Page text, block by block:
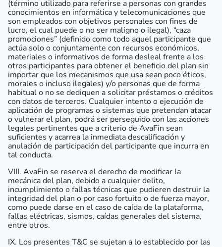
(término utilizado para referirse a personas con grandes
conocimientos en informática y telecomunicaciones que
son empleados con objetivos personales con fines de
lucro, el cual puede o no ser maligno o ilegal), “caza
promociones” (definido como todo aquel participante que
actúa solo o conjuntamente con recursos económicos,
materiales o informativos de forma desleal frente a los
otros participantes para obtener el beneficio del plan sin
importar que los mecanismos que usa sean poco éticos,
morales o incluso ilegales) y/o personas que de forma
habitual o no se dediquen a solicitar préstamos o créditos
con datos de terceros. Cualquier intento o ejecución de
aplicación de programas o sistemas que pretendan atacar
o vulnerar el plan, podrá ser perseguido con las acciones
legales pertinentes que a criterio de AvaFin sean
suficientes y acarrea la inmediata descalificación y
anulación de participación del participante que incurra en
tal conducta.
VIII. AvaFin se reserva el derecho de modificar la
mecánica del plan, debido a cualquier delito,
incumplimiento o fallas técnicas que pudieren destruir la
integridad del plan o por caso fortuito o de fuerza mayor,
como puede darse en el caso de caída de la plataforma,
fallas eléctricas, sismos, caídas generales del sistema,
entre otros.
IX. Los presentes T&C se sujetan a lo establecido por las